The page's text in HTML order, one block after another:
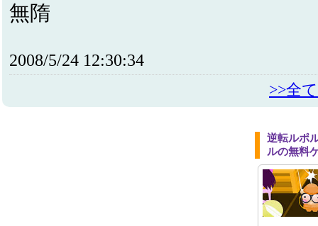
無隋
2008/5/24 12:30:34
>>全
逆転ルポ
ルの無料